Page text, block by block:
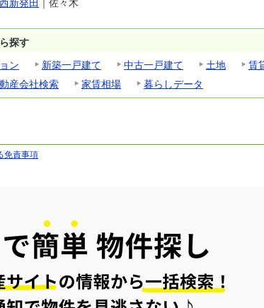
西新発田 ｜ 佐々木
探す
ン 新築一戸建て 中古一戸建て 土地 賃
産会社検索 家賃相場 暮らしデータ
免責事項